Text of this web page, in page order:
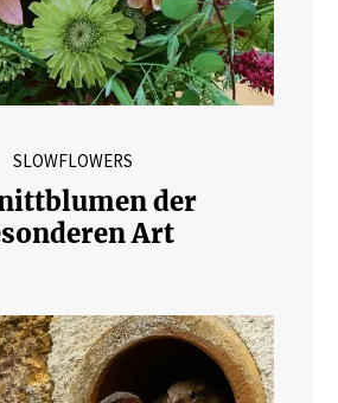
SLOWFLOWERS
der
Art